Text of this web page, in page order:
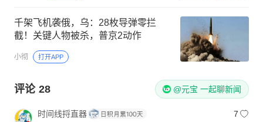
千架飞机袭俄，乌：28枚导弹零拦
截！关键人物被杀，普京2动作
小彻 打开APP
评论 28 @元宝 一起聊新闻
时间线捋直器
7